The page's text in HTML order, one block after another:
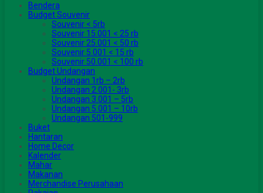
Bendera
Budget Souvenir
Souvenir < 5rb
Souvenir 15.001 < 25 rb
Souvenir 25.001 < 50 rb
Souvenir 5.001 < 15 rb
Souvenir 50.001 < 100 rb
Budget Undangan
Undangan 1rb – 2rb
Undangan 2.001- 3rb
Undangan 3.001 – 5rb
Undangan 5.001 – 10rb
Undangan 501-999
Buket
Hantaran
Home Decor
Kalender
Mahar
Makanan
Merchandise Perusahaan